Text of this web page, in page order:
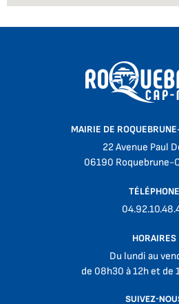
MAIRIE DE
22 Avenue Paul
06190 Roquebrune-
TÉLÉPHONE
HORAIRES
Du lundi au
de 08h30 à 12h et de
SUIVEZ-